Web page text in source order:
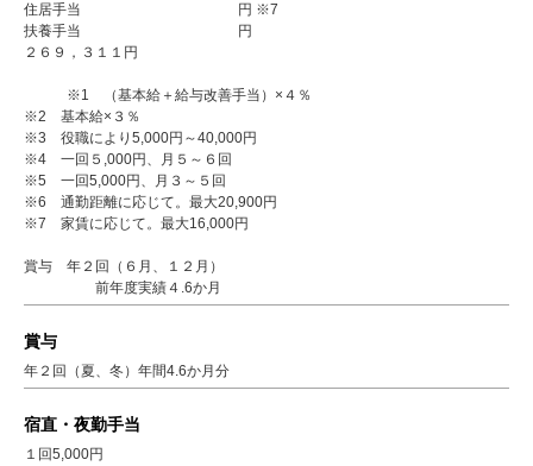
住居手当 円 ※7
扶養手当 円
２６９，３１１円
※1 （基本給＋給与改善手当）×４％
※2 基本給×３％
※3 役職により5,000円～40,000円
※4 一回５,000円、月５～６回
※5 一回5,000円、月３～５回
※6 通勤距離に応じて。最大20,900円
※7 家賃に応じて。最大16,000円
賞与 年２回（６月、１２月）
前年度実績４.6か月
賞与
年２回（夏、冬）年間4.6か月分
宿直・夜勤手当
１回5,000円